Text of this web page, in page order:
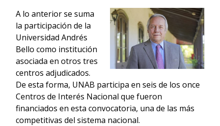
A lo anterior se suma
la participación de la
Universidad Andrés
Bello como institución
asociada en otros tres
centros adjudicados.
De esta forma, UNAB participa en seis de los once
Centros de Interés Nacional que fueron
financiados en esta convocatoria, una de las más
competitivas del sistema nacional.